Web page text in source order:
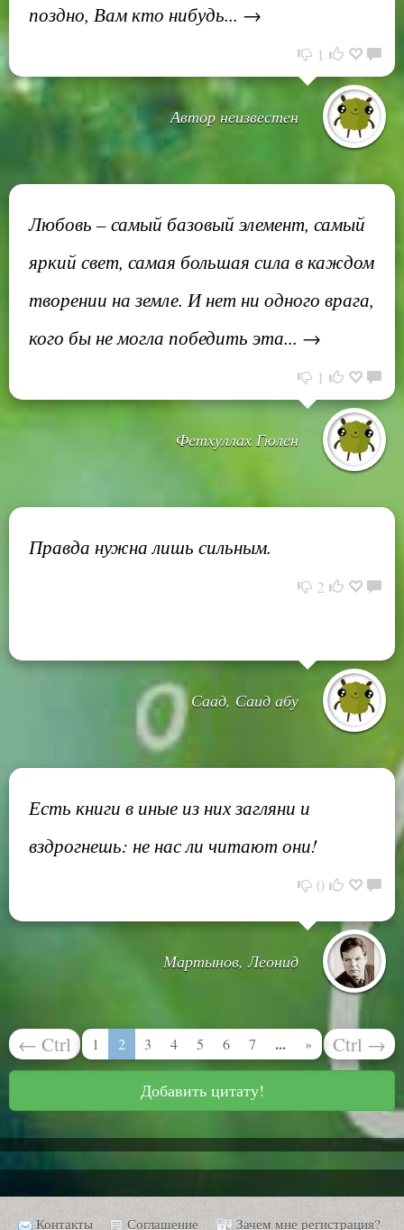
поздно, Вам кто нибудь... →
1
Автор неизвестен
Любовь – самый базовый элемент, самый
яркий свет, самая большая сила в каждом
творении на земле. И нет ни одного врага,
кого бы не могла победить эта... →
1
Фетхуллах Гюлен
Правда нужна лишь сильным.
2
Саад, Саид абу
Есть книги в иные из них загляни и
вздрогнешь: не нас ли читают они!
0
Мартынов, Леонид
← Ctrl 1 2 3 4 5 6 7 ... » Ctrl →
Добавить цитату!
Контакты Соглашение Зачем мне регистрация?